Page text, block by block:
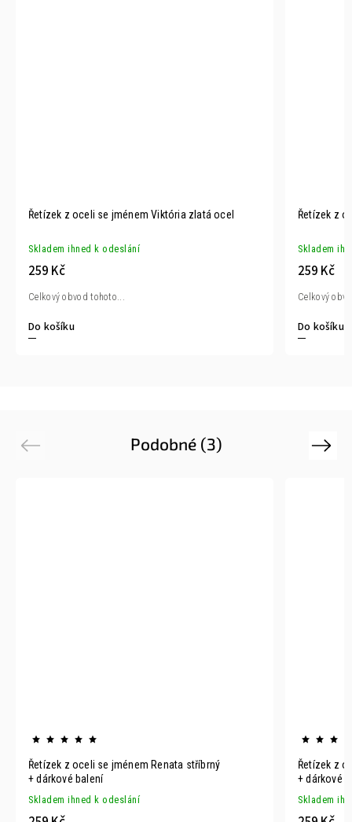
Řetízek z oceli se jménem Viktória zlatá ocel
Skladem ihned k odeslání
259 Kč
Do košíku
Celkový obvod tohoto...
Řetízek z
Skladem
259 Kč
Do košíku
Celkový
Podobné (3)
Previous
Řetízek z oceli se jménem Renata stříbrný
+ dárkové balení
Skladem ihned k odeslání
Řetízek z
+ dárkové
Skladem
Next